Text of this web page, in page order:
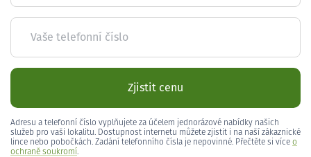
Vaše telefonní číslo
Zjistit cenu
Adresu a telefonní číslo vyplňujete za účelem jednorázové nabídky našich
služeb pro vaši lokalitu. Dostupnost internetu můžete zjistit i na naší zákaznické
lince nebo pobočkách. Zadání telefonního čísla je nepovinné. Přečtěte si více o
ochraně soukromí.